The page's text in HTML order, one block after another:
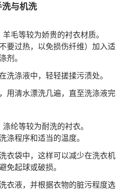
与机洗
毛等较为娇贵的衬衣材质。
要过热，以免损伤纤维）加入适
剂。
洗涤液中，轻轻搓揉污渍处。
用清水漂洗几遍，直至洗涤液完
纶等较为耐洗的衬衣。
涤程序和适当的温度。
衣袋中，这样可以减少在洗衣机
免起球或破损。
衣液，并根据衣物的脏污程度选